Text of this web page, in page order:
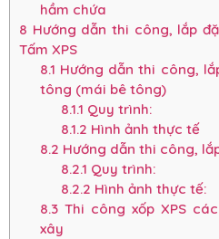
hầm chứa
8 Hướng dẫn thi công, lắp
Tấm XPS
8.1 Hướng dẫn thi công,
tông (mái bê tông)
8.1.1 Quy trình:
8.1.2 Hình ảnh thực tế
8.2 Hướng dẫn thi công,
8.2.1 Quy trình:
8.2.2 Hình ảnh thực tế:
8.3Thi công xốp XPS
xây